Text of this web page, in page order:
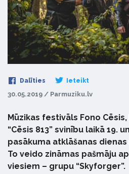
Dalīties Ieteikt
30.05.2019 / Parmuziku.lv
Mūzikas festivāls Fono
“Cēsis 813” svinību laikā 19.
pasākuma atklāšanas
To veido zināmas pašmāju
viesiem – grupu “Skyforger”.